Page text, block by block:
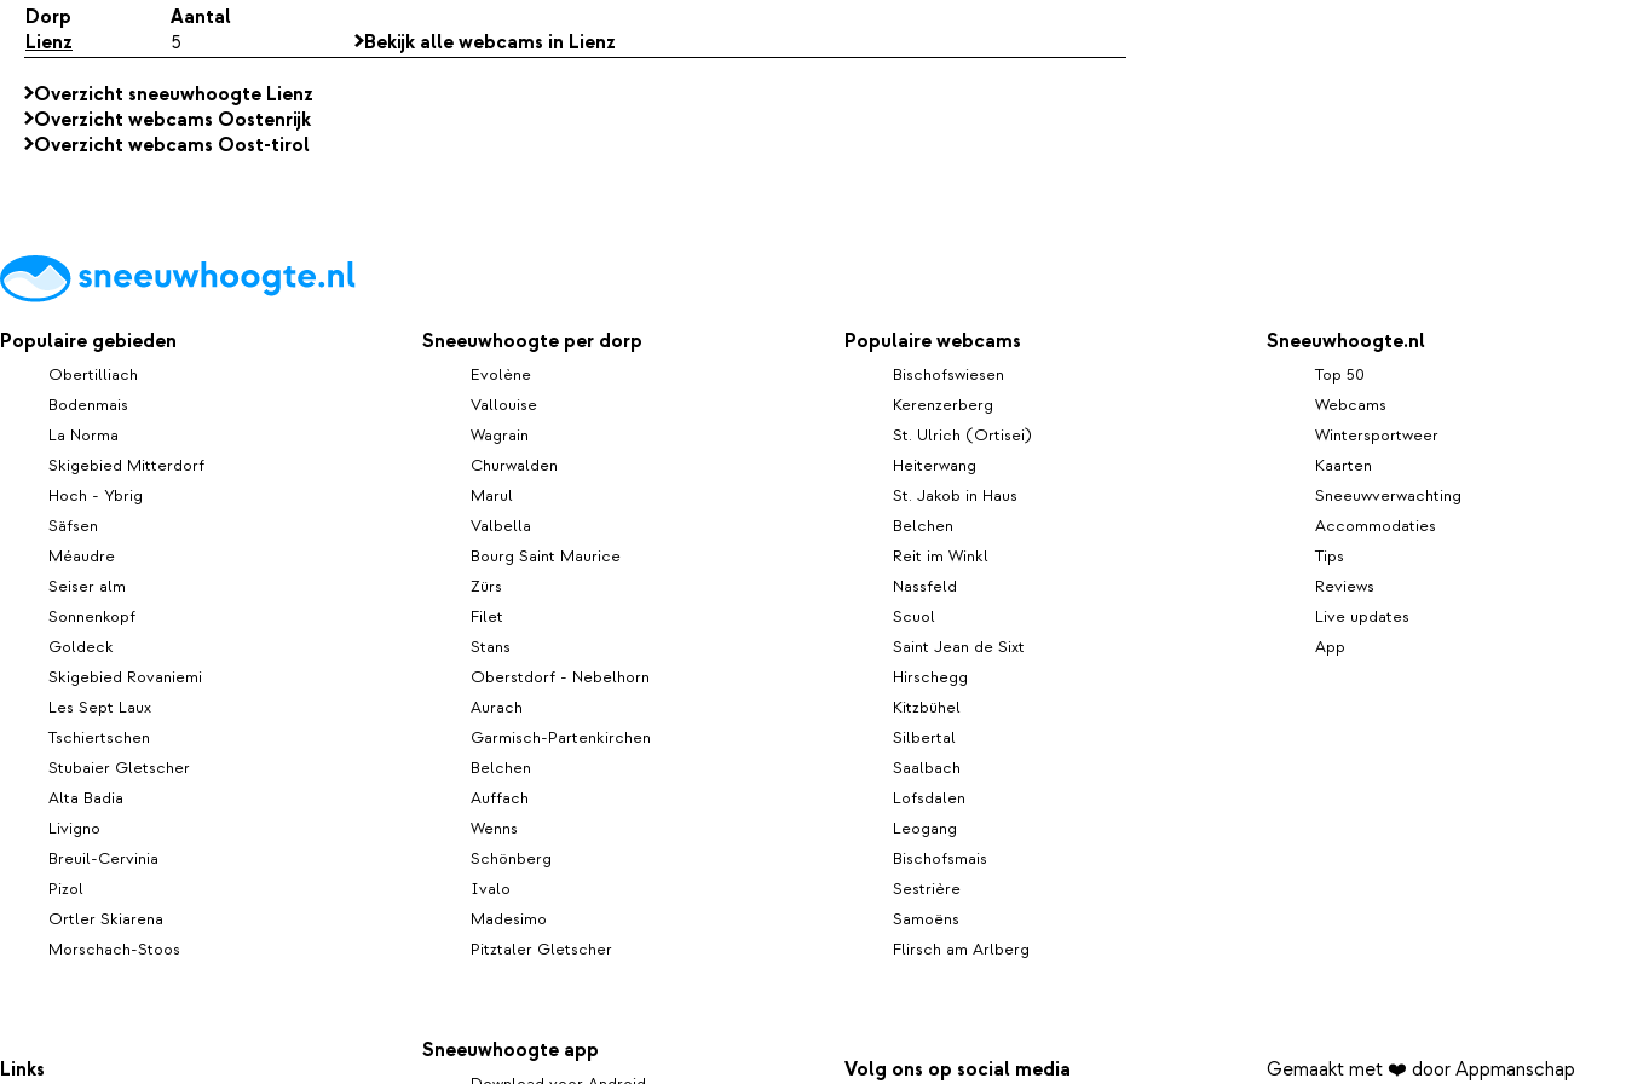
Dorp
Aantal
Lienz
5 Bekijk alle webcams in Lienz
Overzicht sneeuwhoogte Lienz
Overzicht webcams Oostenrijk
Overzicht webcams Oost-tirol
Populaire gebieden
Obertilliach
Bodenmais
La Norma
Skigebied Mitterdorf
Hoch - Ybrig
Säfsen
Méaudre
Seiser alm
Sonnenkopf
Goldeck
Skigebied Rovaniemi
Les Sept Laux
Tschiertschen
Stubaier Gletscher
Alta Badia
Livigno
Breuil-Cervinia
Pizol
Ortler Skiarena
Morschach-Stoos
Sneeuwhoogte per dorp
Evolène
Vallouise
Wagrain
Churwalden
Marul
Valbella
Bourg Saint Maurice
Zürs
Filet
Stans
Oberstdorf - Nebelhorn
Aurach
Garmisch-Partenkirchen
Belchen
Auffach
Wenns
Schönberg
Ivalo
Madesimo
Pitztaler Gletscher
Populaire webcams
Bischofswiesen
Kerenzerberg
St. Ulrich (Ortisei)
Heiterwang
St. Jakob in Haus
Belchen
Reit im Winkl
Nassfeld
Scuol
Saint Jean de Sixt
Hirschegg
Kitzbühel
Silbertal
Saalbach
Lofsdalen
Leogang
Bischofsmais
Sestrière
Samoëns
Flirsch am Arlberg
Sneeuwhoogte.nl
Top 50
Webcams
Wintersportweer
Kaarten
Sneeuwverwachting
Accommodaties
Tips
Reviews
Live updates
App
Links
Sneeuwhoogte app
Volg ons op social media Gemaakt met ❤️ door Appmanschap